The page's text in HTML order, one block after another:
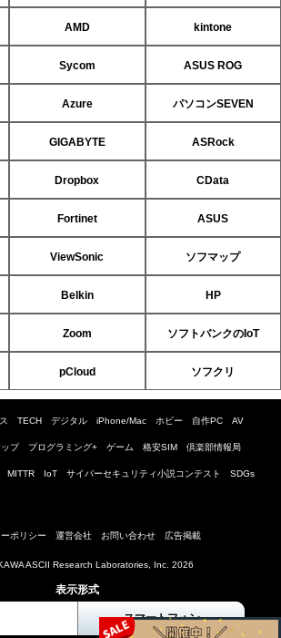
AMD kintone
Sycom ASUS ROG
Azure パソコンSEVEN
GIGABYTE ASRock
Dropbox CData
Fortinet ASUS
ViewSonic ソフマップ
Belkin HP
Zoom ソフトバンクのIoT
pCloud ソフクリ
TECH デジタル iPhone/Mac ホビー 自作PC AV
プ プログラミング+ ゲーム 格安SIM 倶楽部情報局
MITTR IoT サイバーセキュリティ小説コンテスト SDGs
ポリシー 運営会社 お問い合わせ 広告掲載
ASCII Research Laboratories, Inc. 2026
表示形式
スマートフォン